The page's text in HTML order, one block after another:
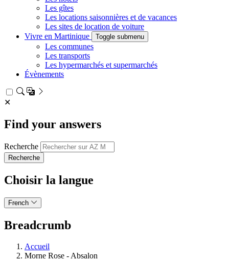
Les gîtes
Les locations saisonnières et de vacances
Les sites de location de voiture
Vivre en Martinique
Toggle submenu
Les communes
Les transports
Les hypermarchés et supermarchés
Évènements
✕
Find your answers
Recherche
Choisir la langue
French
Breadcrumb
Accueil
Morne Rose - Absalon